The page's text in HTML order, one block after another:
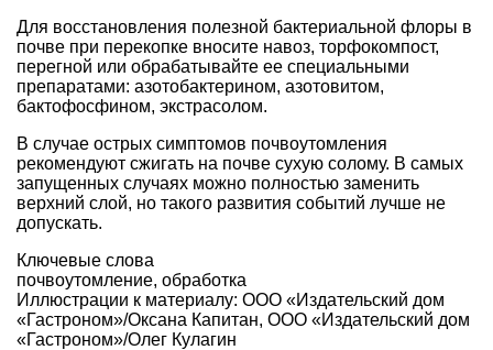
Для восстановления полезной бактериальной флоры в
почве при перекопке вносите навоз, торфокомпост,
перегной или обрабатывайте ее специальными
препаратами: азотобактерином, азотовитом,
бактофосфином, экстрасолом.
В случае острых симптомов почвоутомления
рекомендуют сжигать на почве сухую солому. В самых
запущенных случаях можно полностью заменить
верхний слой, но такого развития событий лучше не
допускать.
Ключевые слова
почвоутомление, обработка
Иллюстрации к материалу: ООО «Издательский дом
«Гастроном»/Оксана Капитан, ООО «Издательский дом
«Гастроном»/Олег Кулагин